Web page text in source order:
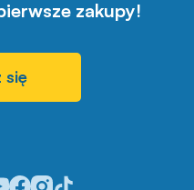
zakupy!
się
nasz profil w serwisie
Odwiedź nasz profil w
Odwiedź nasz profil w
Odwiedź nasz profil w